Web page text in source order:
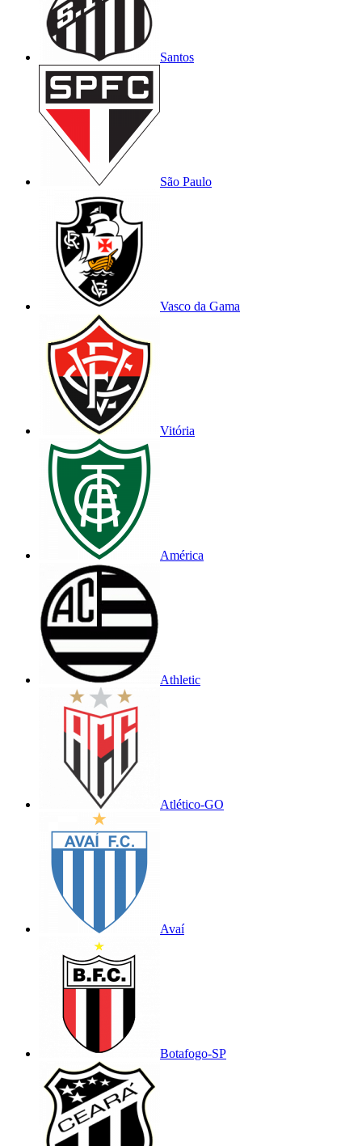
Santos
São Paulo
Vasco da Gama
Vitória
América
Athletic
Atlético-GO
Avaí
Botafogo-SP